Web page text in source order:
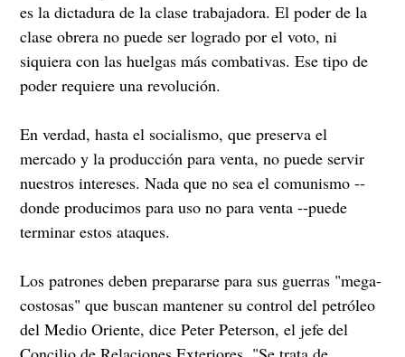
es la dictadura de la clase trabajadora. El poder de la
clase obrera no puede ser logrado por el voto, ni
siquiera con las huelgas más combativas. Ese tipo de
poder requiere una revolución.
En verdad, hasta el socialismo, que preserva el
mercado y la producción para venta, no puede servir
nuestros intereses. Nada que no sea el comunismo --
donde producimos para uso no para venta --puede
terminar estos ataques.
Los patrones deben prepararse para sus guerras "mega-
costosas" que buscan mantener su control del petróleo
del Medio Oriente, dice Peter Peterson, el jefe del